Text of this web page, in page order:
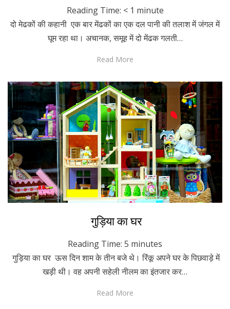
Reading Time: < 1 minute
दो मेढकों की कहानी एक बार मेंढकों का एक दल पानी की तलाश में जंगल में
घूम रहा था। अचानक, समूह में दो मेंढक गलती…
Read More
Posted
on
October 23, 2023
Hindi
गुड़िया का घर
Reading Time: 5 minutes
गुड़िया का घर ऊस दिन शाम के तीन बजे थे। रिंकू अपने घर के पिछवाड़े में
खड़ी थी। वह अपनी सहेली नीलम का इंतजार कर…
Read More